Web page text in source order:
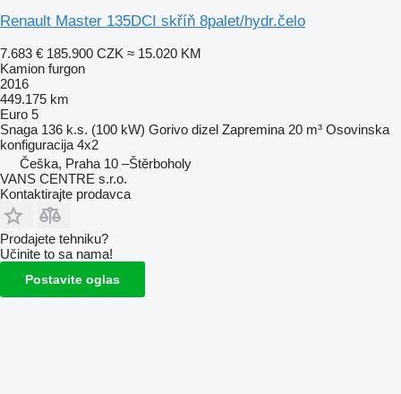
Renault Master 135DCI skříň 8palet/hydr.čelo
7.683 € 185.900 CZK ≈ 15.020 KM
Kamion furgon
2016
449.175 km
Euro 5
Snaga 136 k.s. (100 kW) Gorivo dizel Zapremina 20 m³ Osovinska
konfiguracija 4x2
Češka, Praha 10 –Štěrboholy
VANS CENTRE s.r.o.
Kontaktirajte prodavca
Prodajete tehniku?
Učinite to sa nama!
Postavite oglas